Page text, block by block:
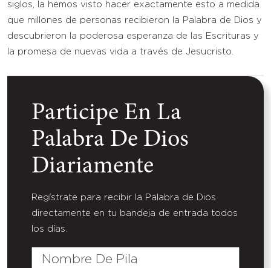
siglos, la hemos visto hacer exactamente esto a medida
que millones de personas recibieron la Palabra de Dios y
descubrieron la poderosa esperanza de las Escrituras y
la promesa de nuevas vida a través de Jesucristo.
Participe En La
Palabra De Dios
Diariamente
Regístrate para recibir la Palabra de Dios
directamente en tu bandeja de entrada todos
los días.
Nombre